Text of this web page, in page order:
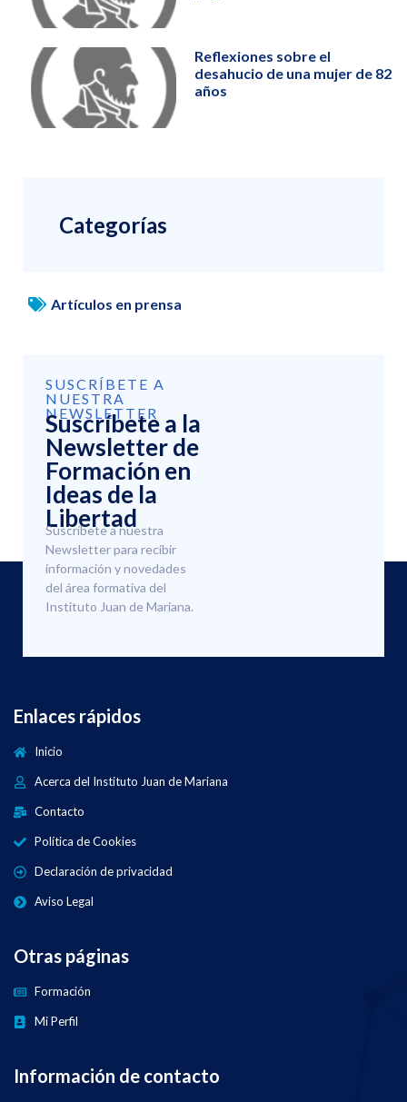
Reflexiones sobre el
desahucio de una mujer de 82
años
Categorías
Artículos en prensa
SUSCRÍBETE A
NUESTRA
NEWSLETTER
Suscríbete a la
Newsletter de
Formación en
Ideas de la
Libertad
Suscríbete a nuestra
Newsletter para recibir
información y novedades
del área formativa del
Instituto Juan de Mariana.
Enlaces rápidos
Inicio
Acerca del Instituto Juan de Mariana
Contacto
Política de Cookies
Declaración de privacidad
Aviso Legal
Otras páginas
Formación
Mi Perfil
Información de contacto